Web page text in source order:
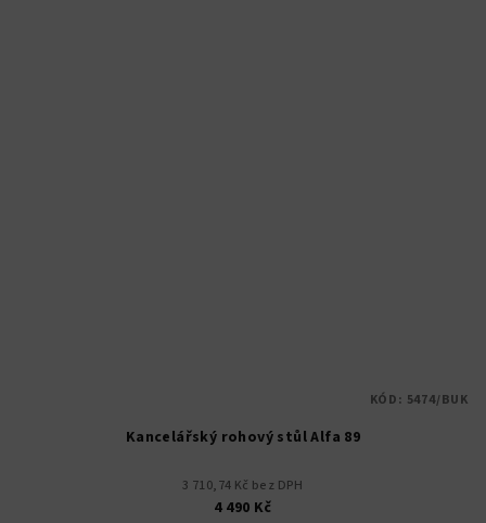
Kancelářský rohový stůl Alfa 89
3 710,74 Kč bez DPH
4 490 Kč
KÓD: 5474/BUK